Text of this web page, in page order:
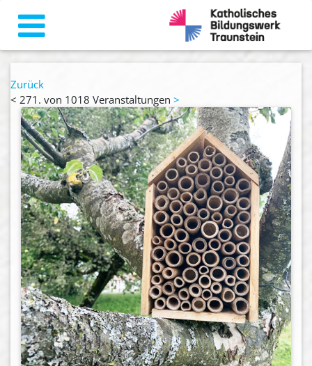
Zurück
< 271. von 1018 Veranstaltungen >